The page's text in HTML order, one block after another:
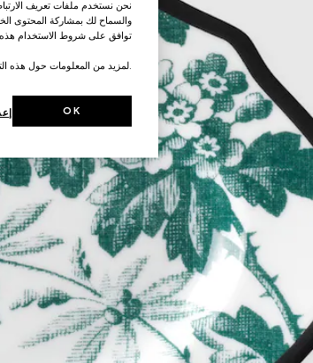
نحن نستخدم ملفات تعريف
والسماح لك بمشاركة المحتوى
توافق على شروط الاستخدام هذه.
.لمزيد من المعلومات حول هذه
OK